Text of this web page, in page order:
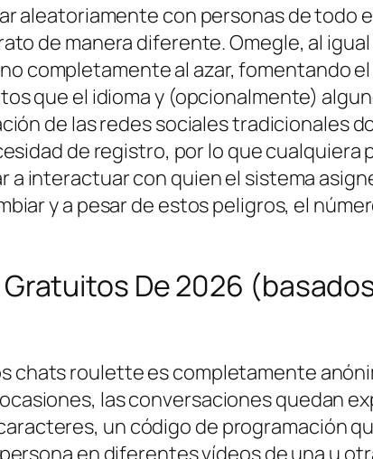
aleatoriamente con personas de todo
de manera diferente. Omegle, al
completamente al azar, fomentando
que el idioma y (opcionalmente)
de las redes sociales tradicionales
de registro, por lo que
interactuar con quien el sistema
y a pesar de estos peligros, el
De 2026
chats roulette es completamente
las conversaciones quedan
un código de programación
en diferentes vídeos de una u